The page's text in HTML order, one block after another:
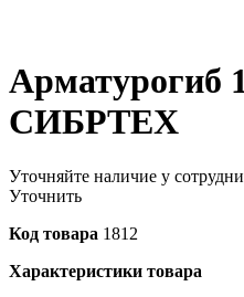
Арматурогиб
СИБРТЕХ
Уточняйте наличие у
Уточнить
Код товара 1812
Характеристики товара